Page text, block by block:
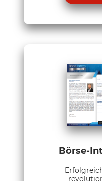
Börse-